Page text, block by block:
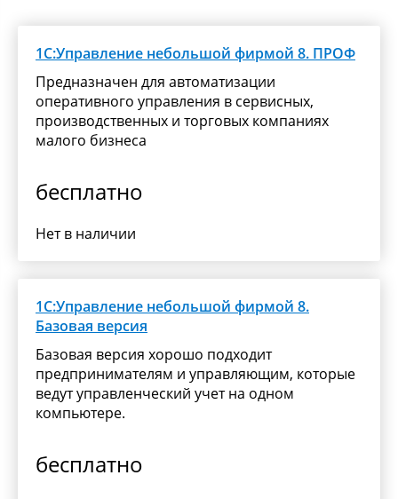
1С:Управление небольшой фирмой 8. ПРОФ
Предназначен для автоматизации
оперативного управления в сервисных,
производственных и торговых компаниях
малого бизнеса
бесплатно
Нет в наличии
1С:Управление небольшой фирмой 8.
Базовая версия
Базовая версия хорошо подходит
предпринимателям и управляющим, которые
ведут управленческий учет на одном
компьютере.
бесплатно